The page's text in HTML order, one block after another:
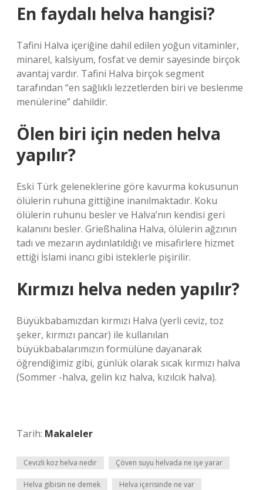
En faydalı helva hangisi?
Tafini Halva içeriğine dahil edilen yoğun vitaminler,
minarel, kalsiyum, fosfat ve demir sayesinde birçok
avantaj vardır. Tafini Halva birçok segment
tarafından “en sağlıklı lezzetlerden biri ve beslenme
menülerine” dahildir.
Ölen biri için neden helva
yapılır?
Eski Türk geleneklerine göre kavurma kokusunun
ölülerin ruhuna gittiğine inanılmaktadır. Koku
ölülerin ruhunu besler ve Halva’nın kendisi geri
kalanını besler. Grießhalina Halva, ölülerin ağzının
tadı ve mezarın aydınlatıldığı ve misafirlere hizmet
ettiği İslami inancı gibi isteklerle pişirilir.
Kırmızı helva neden yapılır?
Büyükbabamızdan kırmızı Halva (yerli ceviz, toz
şeker, kırmızı pancar) ile kullanılan
büyükbabalarımızın formülüne dayanarak
öğrendiğimiz gibi, günlük olarak sıcak kırmızı halva
(Sommer -halva, gelin kız halva, kızılcık halva).
Tarih: Makaleler
Cevizli koz helva nedir Çöven suyu helvada ne işe yarar
Helva gibisin ne demek Helva içerisinde ne var